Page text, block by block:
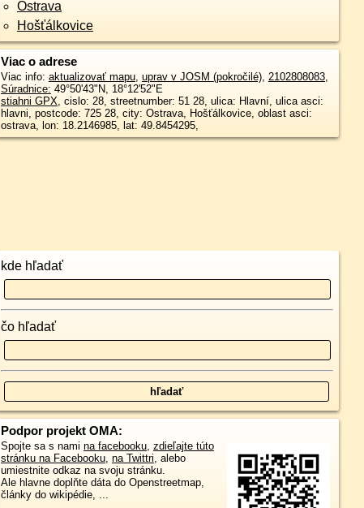
Ostrava
Hošťálkovice
Viac o adrese
Viac info: aktualizovať mapu, uprav v JOSM (pokročilé), 2102808083,
Súradnice: 49°50'43"N, 18°12'52"E
stiahni GPX, cislo: 28, streetnumber: 51 28, ulica: Hlavní, ulica asci:
hlavni, postcode: 725 28, city: Ostrava, Hošťálkovice, oblast asci:
ostrava, lon: 18.2146985, lat: 49.8454295,
kde hľadať
čo hľadať
Podpor projekt OMA:
Spojte sa s nami na facebooku, zdieľajte túto
stránku na Facebooku, na Twittri, alebo
umiestnite odkaz na svoju stránku.
Ale hlavne doplňte dáta do Openstreetmap,
články do wikipédie, ...